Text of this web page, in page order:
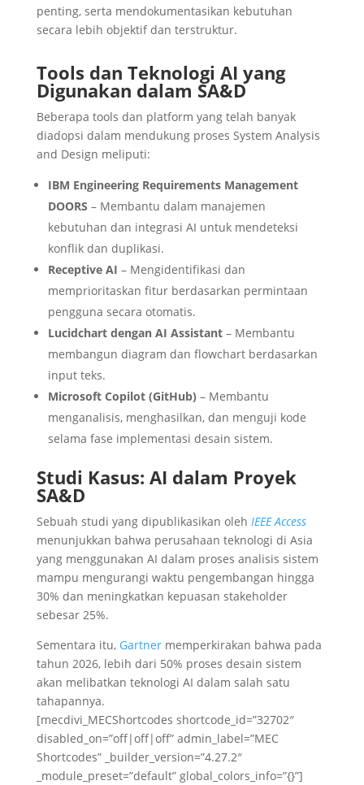
penting, serta mendokumentasikan kebutuhan
secara lebih objektif dan terstruktur.
Tools dan Teknologi AI yang
Digunakan dalam SA&D
Beberapa tools dan platform yang telah banyak
diadopsi dalam mendukung proses System Analysis
and Design meliputi:
IBM Engineering Requirements Management
DOORS – Membantu dalam manajemen
kebutuhan dan integrasi AI untuk mendeteksi
konflik dan duplikasi.
Receptive AI – Mengidentifikasi dan
memprioritaskan fitur berdasarkan permintaan
pengguna secara otomatis.
Lucidchart dengan AI Assistant– Membantu
membangun diagram dan flowchart berdasarkan
input teks.
Microsoft Copilot (GitHub) – Membantu
menganalisis, menghasilkan, dan menguji kode
selama fase implementasi desain sistem.
Studi Kasus: AI dalam Proyek
SA&D
Sebuah studi yang dipublikasikan oleh IEEE Access
menunjukkan bahwa perusahaan teknologi di Asia
yang menggunakan AI dalam proses analisis sistem
mampu mengurangi waktu pengembangan hingga
30% dan meningkatkan kepuasan stakeholder
sebesar 25%.
Sementara itu, Gartner memperkirakan bahwa pada
tahun 2026, lebih dari 50% proses desain sistem
akan melibatkan teknologi AI dalam salah satu
tahapannya.
[mecdivi_MECShortcodes shortcode_id=”32702″
disabled_on=”off|off|off” admin_label=”MEC
Shortcodes” _builder_version=”4.27.2″
_module_preset=”default” global_colors_info=”{}”]